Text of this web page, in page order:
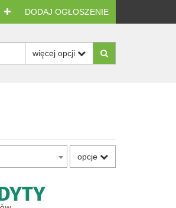
DODAJ OGŁOSZENIE
więcej opcji
opcje